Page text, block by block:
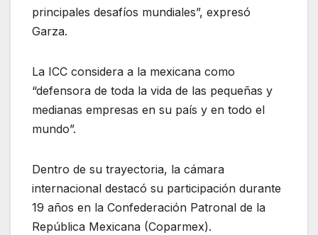
principales desafíos mundiales”, expresó
Garza.
La ICC considera a la mexicana como
“defensora de toda la vida de las pequeñas y
medianas empresas en su país y en todo el
mundo”.
Dentro de su trayectoria, la cámara
internacional destacó su participación durante
19 años en la Confederación Patronal de la
República Mexicana (Coparmex).